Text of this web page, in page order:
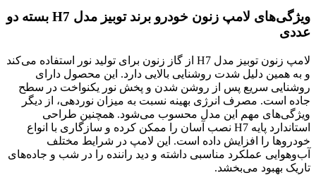
ویژگی‌های لامپ زنون خودرو برند توبیز مدل H7 بسته دو
عددی
لامپ زنون توبیز مدل H7 از گاز زنون برای تولید نور استفاده می‌کند
و به همین دلیل شدت روشنایی بالایی دارد. این محصول دارای
روشنایی سریع پس از روشن شدن و پخش نور یکنواخت در سطح
جاده است. مصرف انرژی بهینه نسبت به میزان نوردهی، از دیگر
ویژگی‌های مهم این مدل محسوب می‌شود. همچنین طراحی
استاندارد پایه H7 نصب آسان را ممکن کرده و سازگاری با انواع
خودروها را افزایش داده است. این لامپ در شرایط مختلف
آب‌وهوایی عملکرد مناسبی داشته و دید راننده را در شب و جاده‌های
تاریک بهبود می‌بخشد.